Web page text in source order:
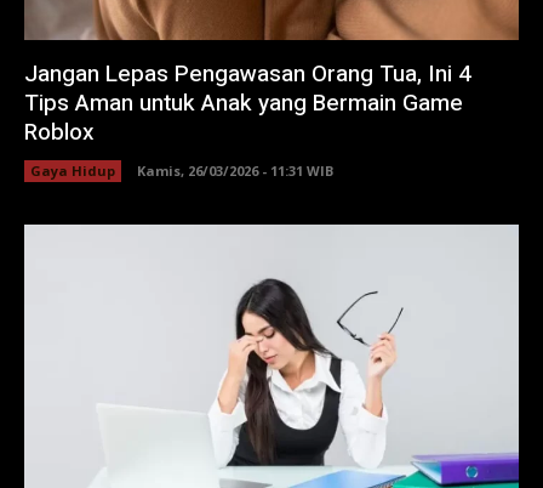
Jangan Lepas Pengawasan Orang Tua, Ini 4
Tips Aman untuk Anak yang Bermain Game
Roblox
Gaya Hidup Kamis, 26/03/2026 - 11:31 WIB